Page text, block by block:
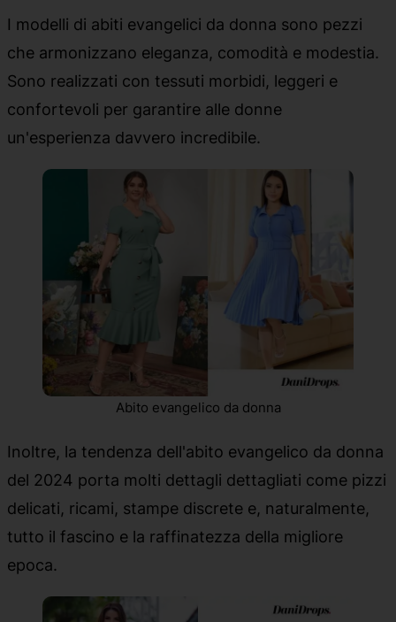
I modelli di abiti evangelici da donna sono pezzi
che armonizzano eleganza, comodità e modestia.
Sono realizzati con tessuti morbidi, leggeri e
confortevoli per garantire alle donne
un'esperienza davvero incredibile.
Abito evangelico da donna
Inoltre, la tendenza dell'abito evangelico da donna
del 2024 porta molti dettagli dettagliati come pizzi
delicati, ricami, stampe discrete e, naturalmente,
tutto il fascino e la raffinatezza della migliore
epoca.